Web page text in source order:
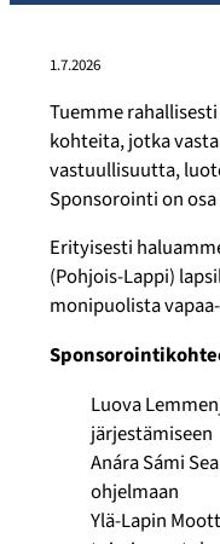
1.7.2026
Tuemme
kohteita, jotka
vastuullisuutta,
Sponsorointi on
Erityisesti
(Pohjois-Lappi)
monipuolista
Luova
järjestämiseen
Anára Sámi
ohjelmaan
Ylä-Lapin